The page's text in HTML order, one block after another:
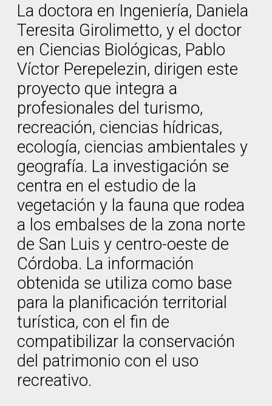
La doctora en Ingeniería, Daniela
Teresita Girolimetto, y el doctor
en Ciencias Biológicas, Pablo
Víctor Perepelezin, dirigen este
proyecto que integra a
profesionales del turismo,
recreación, ciencias hídricas,
ecología, ciencias ambientales y
geografía. La investigación se
centra en el estudio de la
vegetación y la fauna que rodea
a los embalses de la zona norte
de San Luis y centro-oeste de
Córdoba. La información
obtenida se utiliza como base
para la planificación territorial
turística, con el fin de
compatibilizar la conservación
del patrimonio con el uso
recreativo.